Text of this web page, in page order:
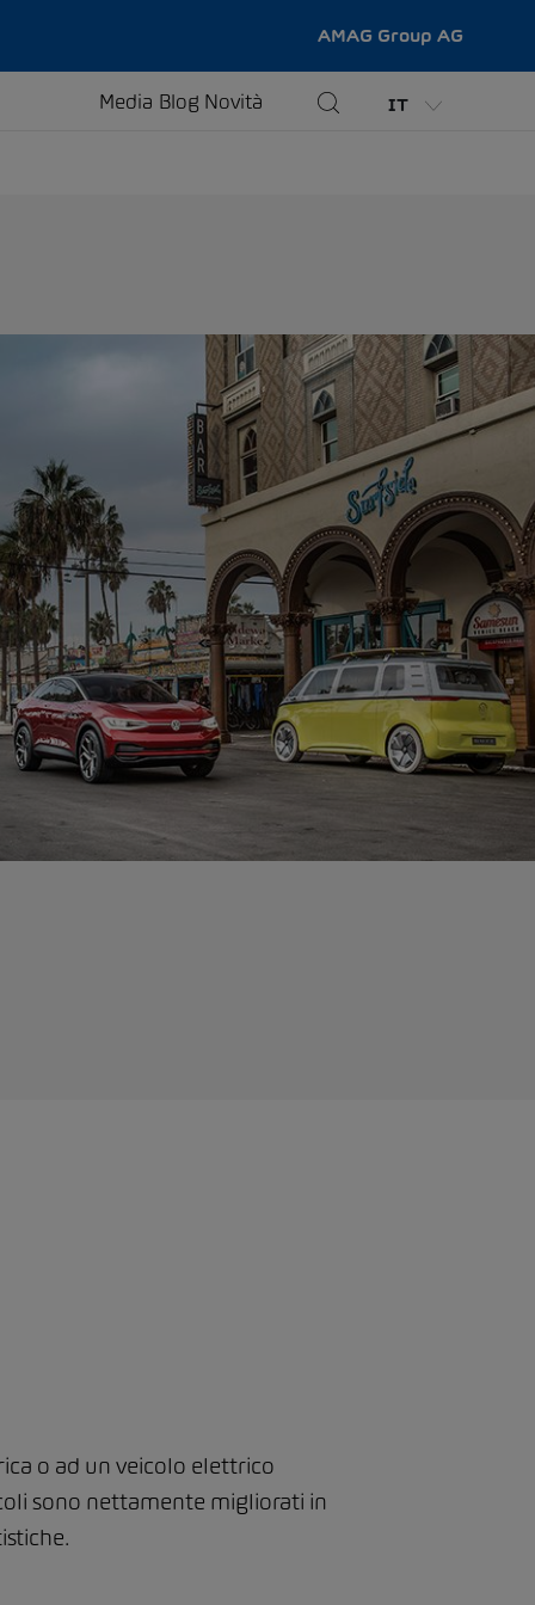
AMAG Group AG
Media Blog Novità IT
o ad un veicolo elettrico
sono nettamente migliorati in